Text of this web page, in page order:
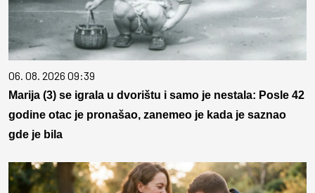
06. 08. 2026 09:39
Marija (3) se igrala u dvorištu i samo je nestala: Posle 42
godine otac je pronašao, zanemeo je kada je saznao
gde je bila